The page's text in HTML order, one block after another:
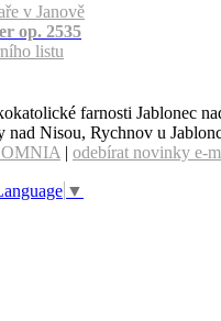
v Janově
op. 2535
listu
farnosti Jablonec
nad Nisou, Rychnov u
OMNIA | odebírat novinky e-
▼